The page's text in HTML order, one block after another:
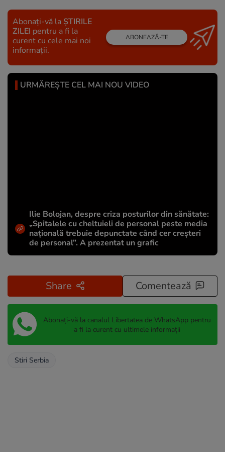
Abonați-vă la ȘTIRILE
ZILEI pentru a fi la
curent cu cele mai noi
informații.
ABONEAZĂ-TE
URMĂREȘTE CEL MAI NOU VIDEO
Ilie Bolojan, despre criza posturilor din sănătate:
„Spitalele cu cheltuieli de personal peste media
națională trebuie depunctate când cer creșteri
de personal”. A prezentat un grafic
Share Comentează
Abonați-vă la canalul Libertatea de WhatsApp pentru
a fi la curent cu ultimele informații
Stiri Serbia